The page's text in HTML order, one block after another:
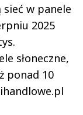
w panele
2025
słoneczne,
ponad 10